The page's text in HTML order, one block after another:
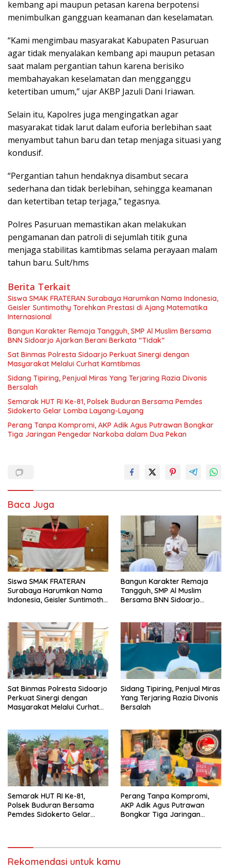
kembang api maupun petasan karena berpotensi
menimbulkan gangguan keamanan dan keselamatan.
“Kami mengimbau masyarakat Kabupaten Pasuruan
agar tidak menyalakan kembang api maupun petasan
saat malam pergantian tahun karena berisiko
membahayakan keselamatan dan mengganggu
ketertiban umum,” ujar AKBP Jazuli Dani Iriawan.
Selain itu, Kapolres juga mengingatkan agar
masyarakat tidak larut dalam euforia berlebihan saat
menyambut tahun baru dan tetap menjaga situasi yang
kondusif.
“Pergantian tahun hendaknya disambut secara
sederhana dan tidak berlebihan, sehingga keamanan
dan ketertiban tetap terjaga,” tegasnya.
Polres Pasuruan memastikan akan melakukan
pengamanan dan patroli di sejumlah titik guna
menjaga stabilitas kamtibmas selama perayaan malam
tahun baru. Sult/hms
Berita Terkait
Siswa SMAK FRATERAN Surabaya Harumkan Nama Indonesia,
Geisler Suntimothy Torehkan Prestasi di Ajang Matematika
Internasional
Bangun Karakter Remaja Tangguh, SMP Al Muslim Bersama
BNN Sidoarjo Ajarkan Berani Berkata “Tidak”
Sat Binmas Polresta Sidoarjo Perkuat Sinergi dengan
Masyarakat Melalui Curhat Kamtibmas
Sidang Tipiring, Penjual Miras Yang Terjaring Razia Divonis
Bersalah
Semarak HUT RI Ke-81, Polsek Buduran Bersama Pemdes
Sidokerto Gelar Lomba Layang-Layang
Perang Tanpa Kompromi, AKP Adik Agus Putrawan Bongkar
Tiga Jaringan Pengedar Narkoba dalam Dua Pekan
Baca Juga
Siswa SMAK FRATERAN
Surabaya Harumkan Nama
Indonesia, Geisler Suntimothy
Bangun Karakter Remaja
Tangguh, SMP Al Muslim
Bersama BNN Sidoarjo
Sat Binmas Polresta Sidoarjo
Perkuat Sinergi dengan
Masyarakat Melalui Curhat
Sidang Tipiring, Penjual Miras
Yang Terjaring Razia Divonis
Bersalah
Semarak HUT RI Ke-81,
Polsek Buduran Bersama
Pemdes Sidokerto Gelar
Perang Tanpa Kompromi,
AKP Adik Agus Putrawan
Bongkar Tiga Jaringan
Rekomendasi untuk kamu